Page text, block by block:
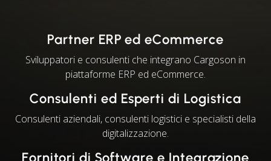
Partner ERP ed eCommerce
Sviluppatori e consulenti che integrano Cargoson in
piattaforme ERP ed eCommerce.
Consulenti ed Esperti di Logistica
Consulenti aziendali, consulenti logistici e specialisti della
digitalizzazione.
Fornitori di Software e Integrazione